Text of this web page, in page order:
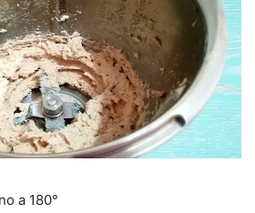
a 180°